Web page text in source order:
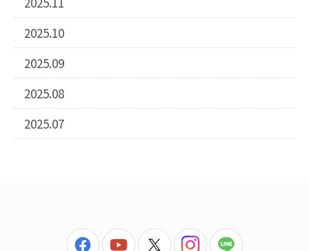
2025.10
2025.09
2025.08
2025.07